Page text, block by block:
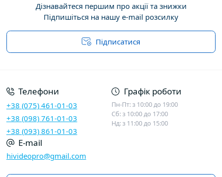
Дізнавайтеся першим про акції та знижки
Підпишіться на нашу e-mail розсилку
Підписатися
Телефони
+38 (075) 461-01-03
+38 (098) 761-01-03
+38 (093) 861-01-03
Графік роботи
Пн-Пт: з 10:00 до 19:00
Сб: з 10:00 до 17:00
Нд: з 11:00 до 15:00
E-mail
hivideopro@gmail.com